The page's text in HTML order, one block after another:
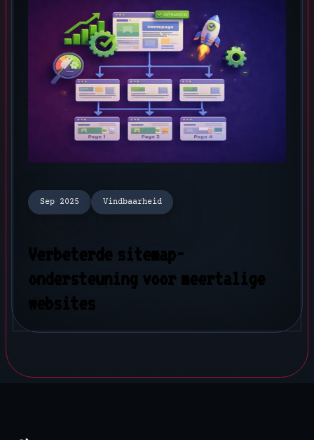
Sep 2025 Vindbaarheid
Verbeterde sitemap-
ondersteuning voor meertalige
websites